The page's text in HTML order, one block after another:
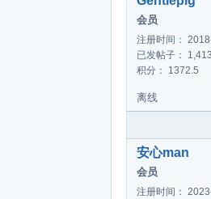
会员
注册时间：
已发帖子： 1,413
积分： 1372.5
离线
安心man
会员
注册时间：